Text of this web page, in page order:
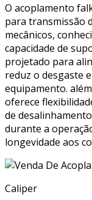
O acoplamento
para transmissão
mecânicos,
capacidade de
projetado para
reduz o desgaste
equipamento.
oferece
de
durante a
longevidade aos
Caliper